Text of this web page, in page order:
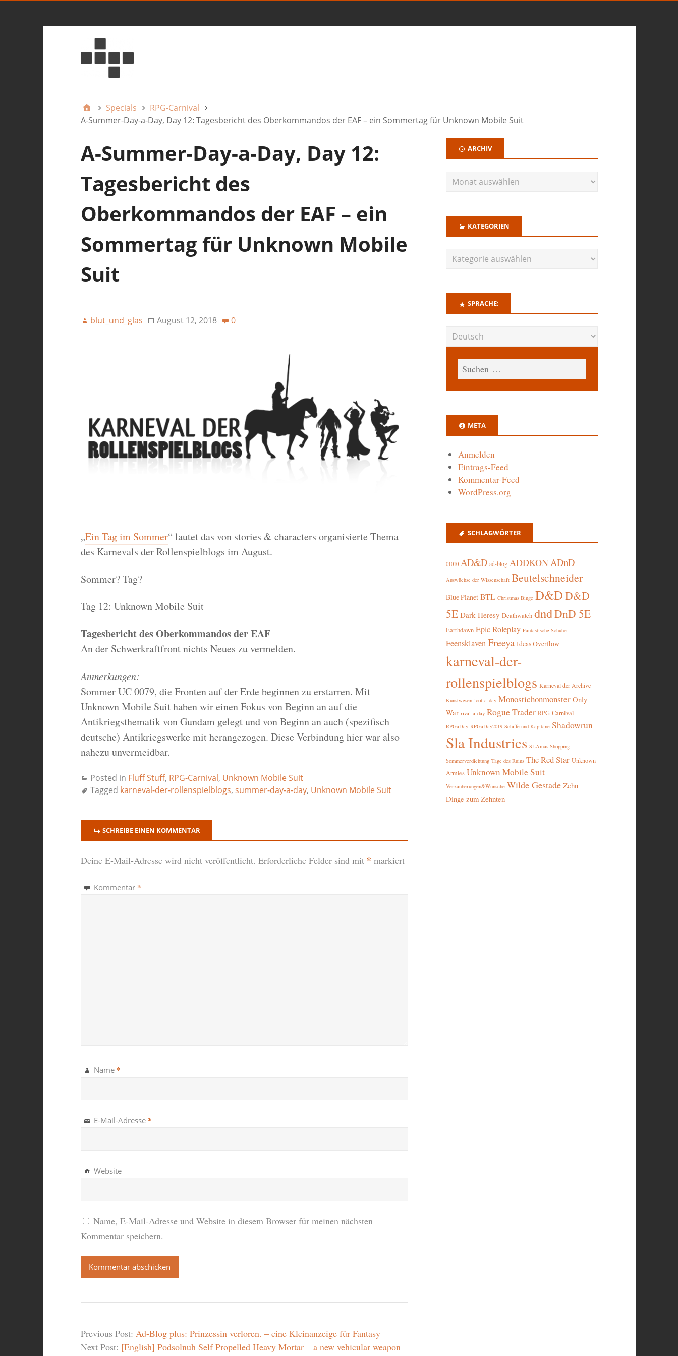
Specials
RPG-Carnival
A-Summer-Day-a-Day, Day 12: Tagesbericht des Oberkommandos der EAF – ein Sommertag für Unknown Mobile Suit
A-Summer-Day-a-Day, Day 12:
Tagesbericht des
Oberkommandos der EAF – ein
Sommertag für Unknown Mobile
Suit
blut_und_glas August 12, 2018 0
„Ein Tag im Sommer“ lautet das von stories & characters organisierte Thema
des Karnevals der Rollenspielblogs im August.
Sommer? Tag?
Tag 12: Unknown Mobile Suit
Tagesbericht des Oberkommandos der EAF
An der Schwerkraftfront nichts Neues zu vermelden.
Anmerkungen:
Sommer UC 0079, die Fronten auf der Erde beginnen zu erstarren. Mit
Unknown Mobile Suit haben wir einen Fokus von Beginn an auf die
Antikriegsthematik von Gundam gelegt und von Beginn an auch (spezifisch
deutsche) Antikriegswerke mit herangezogen. Diese Verbindung hier war also
nahezu unvermeidbar.
Posted in Fluff Stuff, RPG-Carnival, Unknown Mobile Suit
Tagged karneval-der-rollenspielblogs, summer-day-a-day, Unknown Mobile Suit
SCHREIBE EINEN KOMMENTAR
Deine E-Mail-Adresse wird nicht veröffentlicht. Erforderliche Felder sind mit * markiert
Kommentar *
Name *
E-Mail-Adresse *
Website
Name, E-Mail-Adresse und Website in diesem Browser für meinen nächsten
Kommentar speichern.
Previous Post: Ad-Blog plus: Prinzessin verloren. – eine Kleinanzeige für Fantasy
Next Post: [English] Podsolnuh Self Propelled Heavy Mortar – a new vehicular weapon
ARCHIV
KATEGORIEN
SPRACHE:
META
Anmelden
Eintrags-Feed
Kommentar-Feed
WordPress.org
SCHLAGWÖRTER
01010 AD&D ad-blog ADDKONADnD
Auswüchse der Wissenschaft Beutelschneider
Blue Planet BTL Christmas Binge D&DD&D
5E Dark Heresy Deathwatch dndDnD 5E
Earthdawn Epic Roleplay Fantastische Schuhe
Feensklaven Freeya Ideas Overflow
karneval-der-
rollenspielblogs Karneval der Archive
Kunstwesen loot-a-day Monostichonmonster Only
War rival-a-day Rogue Trader RPG-Carnival
RPGaDay RPGaDay2019 Schiffe und Kapitäne Shadowrun
Sla Industries SLAmas Shopping
Sommerverdichtung Tage des Ruins The Red Star Unknown
Armies Unknown Mobile Suit
Verzauberungen&Wünsche Wilde Gestade Zehn
Dinge zum Zehnten